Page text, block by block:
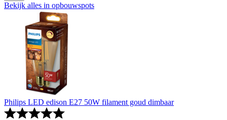
Bekijk alles in opbouwspots
Philips LED edison E27 50W filament goud dimbaar